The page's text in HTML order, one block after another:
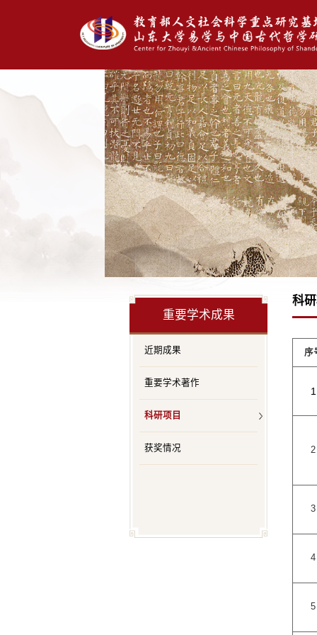
重要学术成果
近期成果
重要学术著作
科研项目
获奖情况
科
序
1
2
3
4
5